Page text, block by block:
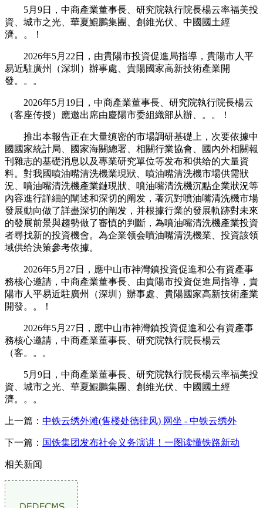
5月9日，中商產業董事長、研究院執行院長楊云率福美投
資、城市之光、華夏鯤鵬集團、創維光伏、中國國土經
濟。。！
2026年5月22日，由貴陽市投資促進局指導，貴陽市人平
易近駐廣州（深圳）辦事處、貴陽國家高新技術產業開
發。。。
2026年5月19日，中商產業董事長、研究院執行院長楊云
（客座传授）應邀出席由慶陽市委組織部从辦、。。！
推出本報告正在大量缜密的市場調研基礎上，次要依據中
國國家統計局、國家海關總署、相關行業協會、國內外相關報
刊雜志的基礎消息以及專業研究單位等发布和供给的大量資
料。對我國噴油嘴清洗機業現狀、噴油嘴清洗機市場供需狀
況、噴油嘴清洗機產業鏈現狀、噴油嘴清洗機沉點企業狀況等
內容進行詳細的闡述和深切的阐发，著沉對噴油嘴清洗機市場
發展動向做了詳盡深切的阐发，并根據行業的發展軌跡對未來
的發展前景與趨勢做了審慎的判斷，為噴油嘴清洗機產業投資
者尋找新的投資機會。為企業领会噴油嘴清洗機業、投資該領
域供给決策參考依據。
2026年5月27日，應中山市神灣鎮投資促進和公有資產事
務核心邀請，中商產業董事長、由貴陽市投資促進局指導，貴
陽市人平易近駐廣州（深圳）辦事處、貴陽國家高新技術產業
開發。。！
2026年5月27日，應中山市神灣鎮投資促進和公有資產事
務核心邀請，中商產業董事長、研究院執行院長楊云
（客。。。
5月9日，中商產業董事長、研究院執行院長楊云率福美投
資、城市之光、華夏鯤鵬集團、創維光伏、中國國土經
濟。。。
上一篇： 中铁云绣外滩(售楼处德律风) 网坐 - 中铁云绣外
下一篇： 国铁集团发布社会义务演讲！一图读懂铁路新动
相关新闻